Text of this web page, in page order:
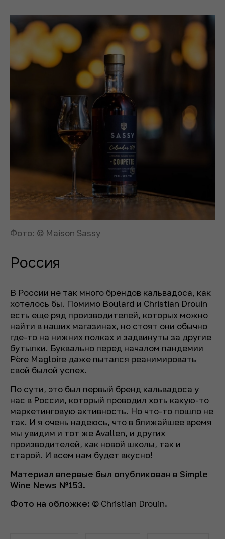
Фото: © Maison Sassy
Россия
В России не так много брендов кальвадоса, как
хотелось бы. Помимо Boulard и Christian Drouin
есть еще ряд производителей, которых можно
найти в наших магазинах, но стоят они обычно
где-то на нижних полках и задвинуты за другие
бутылки. Буквально перед началом пандемии
Père Magloire даже пытался реанимировать
свой былой успех.
По сути, это был первый бренд кальвадоса у
нас в России, который проводил хоть какую-то
маркетинговую активность. Но что-то пошло не
так. И я очень надеюсь, что в ближайшее время
мы увидим и тот же Avallen, и других
производителей, как новой школы, так и
старой. И всем нам будет вкусно!
Материал впервые был опубликован в Simple
Wine News №153.
Фото на обложке: © Christian Drouin.